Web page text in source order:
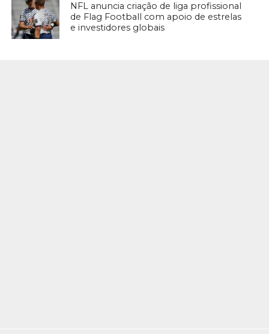
NFL anuncia criação de liga profissional
de Flag Football com apoio de estrelas
e investidores globais